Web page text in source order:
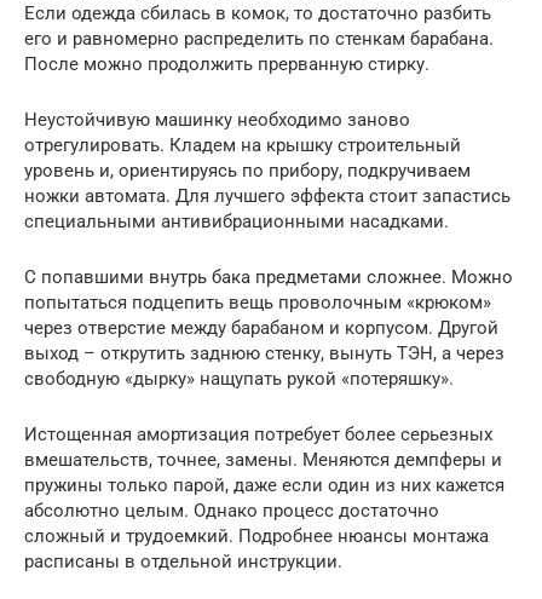
Если одежда сбилась в комок, то достаточно разбить
его и равномерно распределить по стенкам барабана.
После можно продолжить прерванную стирку.
Неустойчивую машинку необходимо заново
отрегулировать. Кладем на крышку строительный
уровень и, ориентируясь по прибору, подкручиваем
ножки автомата. Для лучшего эффекта стоит запастись
специальными антивибрационными насадками.
С попавшими внутрь бака предметами сложнее. Можно
попытаться подцепить вещь проволочным «крюком»
через отверстие между барабаном и корпусом. Другой
выход – открутить заднюю стенку, вынуть ТЭН, а через
свободную «дырку» нащупать рукой «потеряшку».
Истощенная амортизация потребует более серьезных
вмешательств, точнее, замены. Меняются демпферы и
пружины только парой, даже если один из них кажется
абсолютно целым. Однако процесс достаточно
сложный и трудоемкий. Подробнее нюансы монтажа
расписаны в отдельной инструкции.